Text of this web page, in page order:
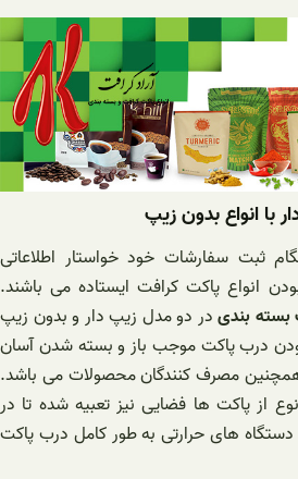
با انواع بدون زیپ
ثبت سفارشات خود خواستار اطلاعاتی
انواع پاکت کرافت ایستاده می باشند.
بسته بندیدر دو مدل زیپ دار و بدون زیپ
درب پاکت موجب باز و بسته شدن آسان
همچنین مصرف کنندگان محصولات می باشد.
از پاکت ها فضایی نیز تعبیه شده تا در
های حرارتی به طور کامل درب پاکت